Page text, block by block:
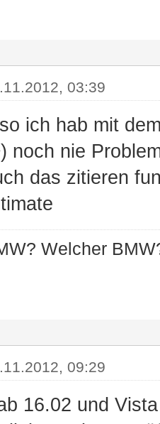
03:39
ich hab mit
noch nie
das zitieren
Welcher
09:29
16.02 und